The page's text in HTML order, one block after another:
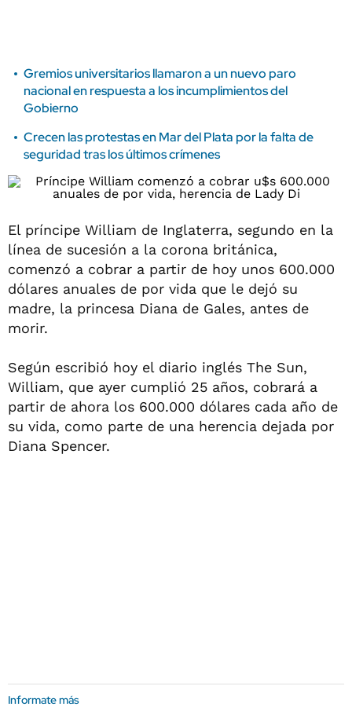
Gremios universitarios llamaron a un nuevo paro
nacional en respuesta a los incumplimientos del
Gobierno
Crecen las protestas en Mar del Plata por la falta de
seguridad tras los últimos crímenes
El príncipe William de Inglaterra, segundo en la
línea de sucesión a la corona británica,
comenzó a cobrar a partir de hoy unos 600.000
dólares anuales de por vida que le dejó su
madre, la princesa Diana de Gales, antes de
morir.
Según escribió hoy el diario inglés The Sun,
William, que ayer cumplió 25 años, cobrará a
partir de ahora los 600.000 dólares cada año de
su vida, como parte de una herencia dejada por
Diana Spencer.
Informate más